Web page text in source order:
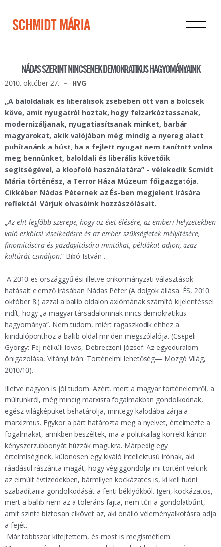
SCHMIDT MÁRIA
NÁDAS SZERINT NINCSENEK DEMOKRATIKUS HAGYOMÁNYAINK
2010. október 27.
HVG
„A baloldaliak és liberálisok zsebében ott van a bölcsek
köve, amit nyugatról hoztak, hogy felzárkóztassanak,
modernizáljanak, nyugatiasítsanak minket, barbár
magyarokat, akik valójában még mindig a nyereg alatt
puhítanánk a húst, ha a fejlett nyugat nem tanított volna
meg bennünket, baloldali és liberális követőik
segítségével, a klopfoló használatára” – vélekedik Scmidt
Mária történész, a Terror Háza Múzeum főigazgatója.
Cikkében Nádas Péternek az És-ben megjelent írására
reflektál. Várjuk olvasóink hozzászólásait.
„Az elit legfőbb szerepe, hogy az élet élésére, az emberi helyzetekben
való erkölcsi viselkedésre és az ember szükségletek mélyítésére,
finomítására és gazdagítására mintákat, példákat adjon, azaz
kultúrát csináljon.” Bibó István .
A 2010-es országgyűlési illetve önkormányzati választások
hatásait elemző írásában Nádas Péter (A dolgok állása. ÉS, 2010.
október 8.) azzal a ballib oldalon axiómának számító kijelentéssel
indít, hogy „a magyar társadalomnak nincs demokratikus
hagyománya”. Nem tudom, miért ragaszkodik ehhez a
kiindulóponthoz a ballib oldal minden megszólalója. (Csepeli
György: Fej nélküli lovas, Debreczeni József: Az egyeduralom
önigazolása, Vitányi Iván: Történelmi lehetőség— Mozgó Világ,
2010/10).
Illetve nagyon is jól tudom. Azért, mert a magyar történelemről, a
múltunkról, még mindig marxista fogalmakban gondolkodnak,
egész világképüket behatárolja, mintegy kalodába zárja a
marxizmus. Egykor a párt határozta meg a nyelvet, értelmezte a
fogalmakat, amikben beszéltek, ma a politikailag korrekt kánon
kényszerzubbonyát húzzák magukra. Márpedig egy
értelmiséginek, különösen egy kiváló intellektusú írónak, aki
ráadásul rászánta magát, hogy végiggondolja mi történt velünk
az elmúlt évtizedekben, bármilyen kockázatos is, ki kell tudni
szabadítania gondolkodását a fenti béklyókból. Igen, kockázatos,
mert a ballib nem az a toleráns fajta, nem tűri a gondolatbűnt,
amit szinte biztosan elkövet az, aki önálló véleményalkotásra adja
a fejét.
Már többször kifejtettem, és most is megismétlem: